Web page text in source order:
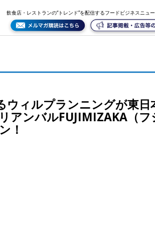
飲食店・レストランの“トレンド”を配信するフードビジネスニュ
ウィルプランニングが東
アンバルFUJIMIZAKA（
！